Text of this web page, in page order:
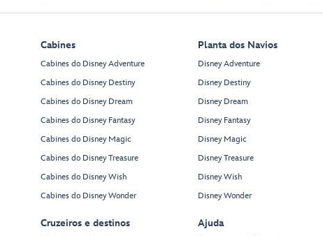
Cabines
Cabines do Disney Adventure
Cabines do Disney Destiny
Cabines do Disney Dream
Cabines do Disney Fantasy
Cabines do Disney Magic
Cabines do Disney Treasure
Cabines do Disney Wish
Cabines do Disney Wonder
Cruzeiros e destinos
Planta dos Navios
Disney Adventure
Disney Destiny
Disney Dream
Disney Fantasy
Disney Magic
Disney Treasure
Disney Wish
Disney Wonder
Ajuda